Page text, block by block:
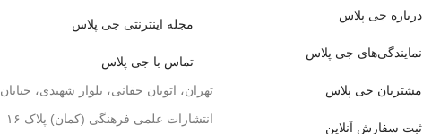
درباره جی پلاس
نمایندگی‌های جی پلاس
مشتریان جی پلاس
ثبت سفارش آنلاین
مجله اینترنتی جی پلاس
تماس با جی پلاس
تهران، اتوبان حقانی، بلوار شهیدی، خیابان
انتشارات علمی فرهنگی (کمان) پلاک ۱۶